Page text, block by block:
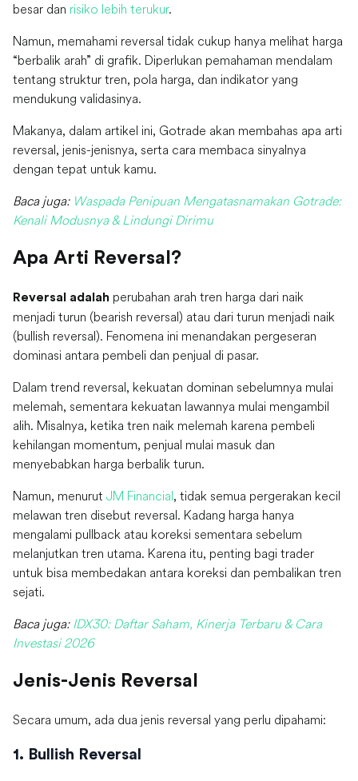
besar dan risiko lebih terukur.
Namun, memahami reversal tidak cukup hanya melihat harga
“berbalik arah” di grafik. Diperlukan pemahaman mendalam
tentang struktur tren, pola harga, dan indikator yang
mendukung validasinya.
Makanya, dalam artikel ini, Gotrade akan membahas apa arti
reversal, jenis-jenisnya, serta cara membaca sinyalnya
dengan tepat untuk kamu.
Baca juga: Waspada Penipuan Mengatasnamakan Gotrade:
Kenali Modusnya & Lindungi Dirimu
Apa Arti Reversal?
Reversal adalah perubahan arah tren harga dari naik
menjadi turun (bearish reversal) atau dari turun menjadi naik
(bullish reversal). Fenomena ini menandakan pergeseran
dominasi antara pembeli dan penjual di pasar.
Dalam trend reversal, kekuatan dominan sebelumnya mulai
melemah, sementara kekuatan lawannya mulai mengambil
alih. Misalnya, ketika tren naik melemah karena pembeli
kehilangan momentum, penjual mulai masuk dan
menyebabkan harga berbalik turun.
Namun, menurut JM Financial, tidak semua pergerakan kecil
melawan tren disebut reversal. Kadang harga hanya
mengalami pullback atau koreksi sementara sebelum
melanjutkan tren utama. Karena itu, penting bagi trader
untuk bisa membedakan antara koreksi dan pembalikan tren
sejati.
Baca juga: IDX30: Daftar Saham, Kinerja Terbaru & Cara
Investasi 2026
Jenis-Jenis Reversal
Secara umum, ada dua jenis reversal yang perlu dipahami:
1. Bullish Reversal